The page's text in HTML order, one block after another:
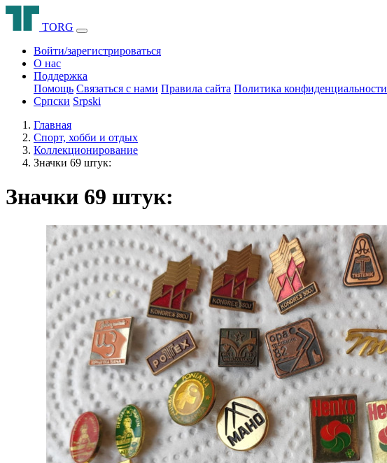
TORG
Войти/зарегистрироваться
О нас
Поддержка
Помощь Связаться с нами Правила сайта Политика конфиденциальности
Српски Srpski
Главная
Спорт, хобби и отдых
Коллекционирование
Значки 69 штук:
Значки 69 штук: